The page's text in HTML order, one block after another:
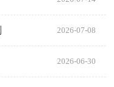
2026-07-08
2026-06-30